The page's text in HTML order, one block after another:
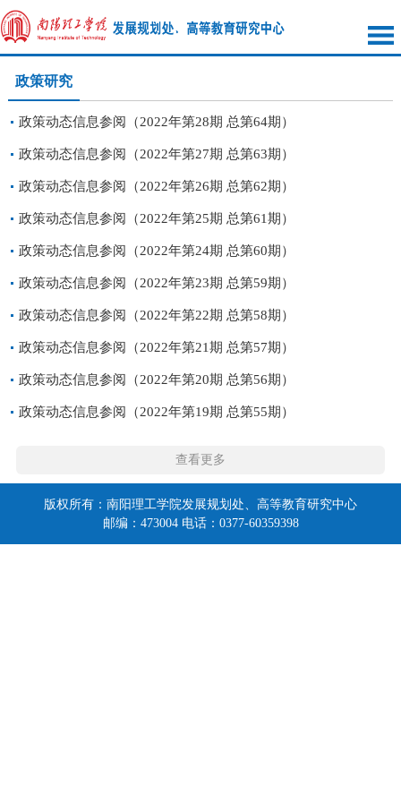
政策研究
政策动态信息参阅（2022年第28期 总第64期）
政策动态信息参阅（2022年第27期 总第63期）
政策动态信息参阅（2022年第26期 总第62期）
政策动态信息参阅（2022年第25期 总第61期）
政策动态信息参阅（2022年第24期 总第60期）
政策动态信息参阅（2022年第23期 总第59期）
政策动态信息参阅（2022年第22期 总第58期）
政策动态信息参阅（2022年第21期 总第57期）
政策动态信息参阅（2022年第20期 总第56期）
政策动态信息参阅（2022年第19期 总第55期）
查看更多
版权所有：南阳理工学院发展规划处、高等教育研究中心
邮编：473004 电话：0377-60359398